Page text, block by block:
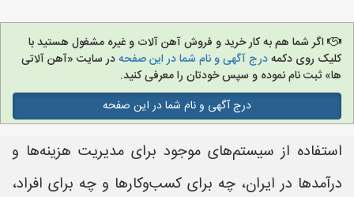
اگر شما هم به کار خرید و فروش آهن آلات و غیره مشغول هستید با
کلیک روی دکمهدرج آگهی و نام شما در این صفحهدر سایت «آهن آلاتی
ها» ثبت نام نموده و سپس خودتان را معرفی کنید.
درج آگهی و نام شما در این صفحه
استفاده از سیستم‌های موجود برای مدیریت هزینه‌ها و
درآمدها در ایران، چه برای کسب‌وکارها و چه برای افراد،